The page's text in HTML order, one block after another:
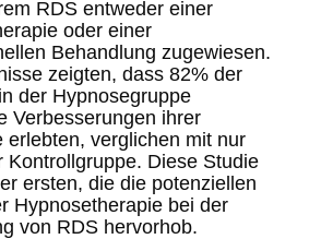
RDS entweder einer
oder einer
Behandlung zugewiesen.
zeigten, dass 82% der
der Hypnosegruppe
Verbesserungen ihrer
erlebten, verglichen mit nur
Kontrollgruppe. Diese Studie
ersten, die die potenziellen
Hypnosetherapie bei der
von RDS hervorhob.